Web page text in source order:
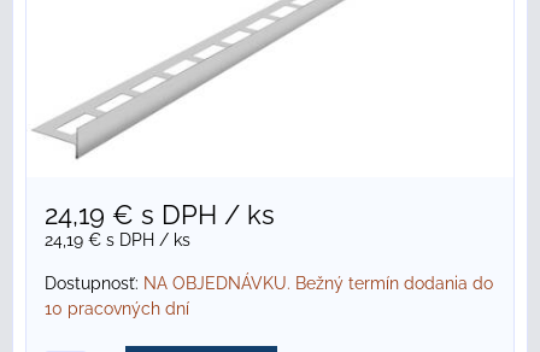
24,19 € s DPH / ks
24,19 € s DPH / ks
Dostupnosť: NA OBJEDNÁVKU. Bežný termín dodania do
10 pracovných dní